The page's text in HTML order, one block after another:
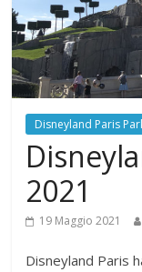
Disneyland Paris
2021
19 Maggio 2021
Disneyland Paris